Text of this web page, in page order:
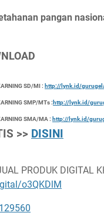
pangan
SD/MI : http://lynk.id/
SMP/MTs : http://lynk.id/
SMA/MA : http://lynk.id/
>> DISINI
PRODUK DIGITAL
o3QKDlM